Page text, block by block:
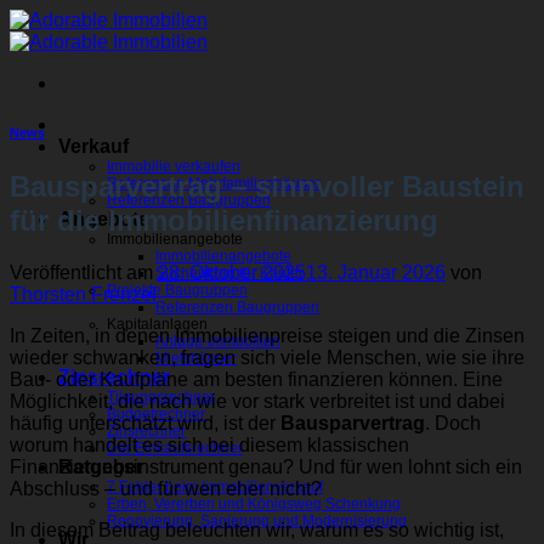
Zum
Inhalt
Verkauf
Immobilie verkaufen
Referenzen Mehrfamilienhäuser
Referenzen Baugruppen
Angebote
Immobilienangebote
Immobilienangebote
Suchauftrag für Käufer
Projekte Baugruppen
Referenzen Baugruppen
Kapitalanlagen
Anlage-Immobilien
Mietshäuser
Zinsrechner
Tilgungsrechner
Budgetrechner
Zinsrechner
Der Einkaufsrechner
Ratgeber
7 Fehler beim Immobilienverkauf
Erben, Vererben und Königsweg Schenkung
Renovierung, Sanierung und Modernisierung
Wir
News
Bausparvertrag – sinnvoller Baustein
für die Immobilienfinanzierung
Veröffentlicht am28. Oktober 202513. Januar 2026 von
Thorsten Frenzel
In Zeiten, in denen Immobilienpreise steigen und die Zinsen
wieder schwanken, fragen sich viele Menschen, wie sie ihre
Bau- oder Kaufpläne am besten finanzieren können. Eine
Möglichkeit, die nach wie vor stark verbreitet ist und dabei
häufig unterschätzt wird, ist der Bausparvertrag. Doch
worum handelt es sich bei diesem klassischen
Finanzierungsinstrument genau? Und für wen lohnt sich ein
Abschluss – und für wen eher nicht?
In diesem Beitrag beleuchten wir, warum es so wichtig ist,